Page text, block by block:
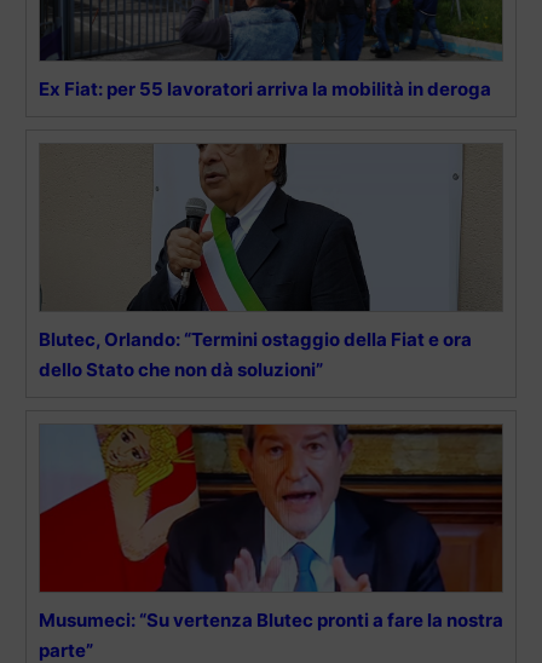
Ex Fiat: per 55 lavoratori arriva la mobilità in deroga
Blutec, Orlando: “Termini ostaggio della Fiat e ora
dello Stato che non dà soluzioni”
Musumeci: “Su vertenza Blutec pronti a fare la nostra
parte”